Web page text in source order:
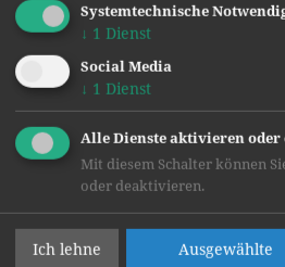
Text: Mag. Melanie Vallant
Bilder: Begleitlehrer:innen
Systemtechnische
↓ 1 Dienst
Social Media
↓ 1 Dienst
Alle Dienste aktivieren
Mit diesem Schalter können
oder deaktivieren.
Ich lehne
Ausgewählte